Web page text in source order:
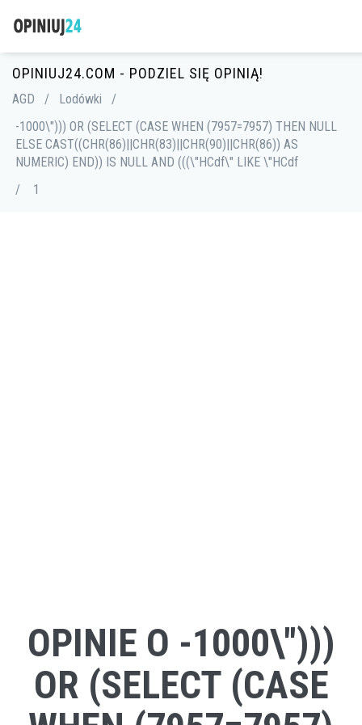
OPINIUJ24.COM - PODZIEL SIĘ OPINIĄ!
AGD / Lodówki
/
-1000\"))) OR (SELECT (CASE WHEN (7957=7957) THEN NULL
ELSE CAST((CHR(86)||CHR(83)||CHR(90)||CHR(86)) AS
NUMERIC) END)) IS NULL AND (((\"HCdf\" LIKE \"HCdf
/
1
OPINIE O -1000\")))
OR (SELECT (CASE